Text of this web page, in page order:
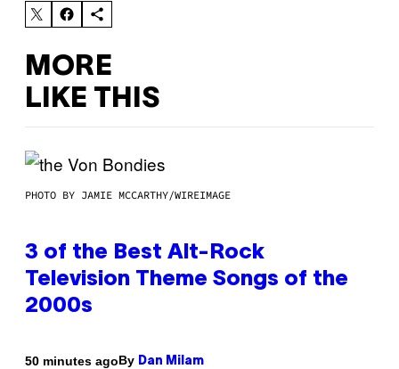
MORE
LIKE THIS
PHOTO BY JAMIE MCCARTHY/WIREIMAGE
3 of the Best Alt-Rock
Television Theme Songs of the
2000s
50 minutes agoBy Dan Milam